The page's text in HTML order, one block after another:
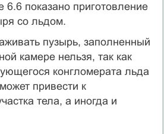
6.6 показано приготовление
со льдом.
пузырь, заполненный
камере нельзя, так как
конгломерата льда
привести к
тела, а иногда и